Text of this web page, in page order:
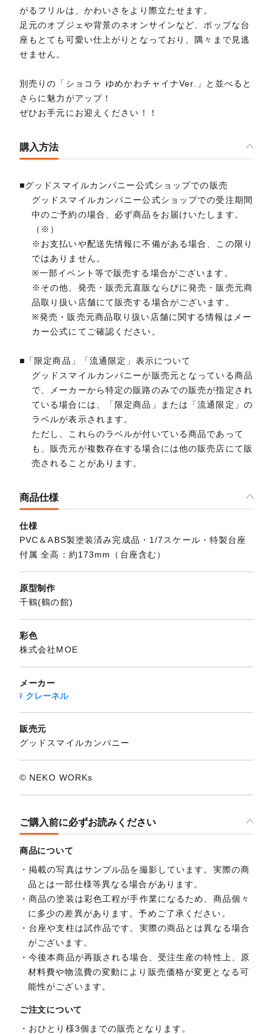
がるフリルは、かわいさをより際立たせます。
足元のオブジェや背景のネオンサインなど、ポップな台
座もとても可愛い仕上がりとなっており、隅々まで見逃
せません。
別売りの「ショコラ ゆめかわチャイナVer.」と並べると
さらに魅力がアップ！
ぜひお手元にお迎えください！！
購入方法
■グッドスマイルカンパニー公式ショップでの販売
グッドスマイルカンパニー公式ショップでの受注期間
中のご予約の場合、必ず商品をお届けいたします。
（※）
※お支払いや配送先情報に不備がある場合、この限り
ではありません。
※一部イベント等で販売する場合がございます。
※その他、発売・販売元直販ならびに発売・販売元商
品取り扱い店舗にて販売する場合がございます。
※発売・販売元商品取り扱い店舗に関する情報はメー
カー公式にてご確認ください。
■「限定商品」「流通限定」表示について
グッドスマイルカンパニーが販売元となっている商品
で、メーカーから特定の販路のみでの販売が指定され
ている場合には、「限定商品」または「流通限定」の
ラベルが表示されます。
ただし、これらのラベルが付いている商品であって
も、販売元が複数存在する場合には他の販売店にて販
売されることがあります。
商品仕様
仕様
PVC＆ABS製塗装済み完成品・1/7スケール・特製台座
付属 全高：約173mm（台座含む）
原型制作
千鶴(鶴の館)
彩色
株式会社MOE
メーカー
クレーネル
販売元
グッドスマイルカンパニー
© NEKO WORKs
ご購入前に必ずお読みください
商品について
掲載の写真はサンプル品を撮影しています。実際の商
品とは一部仕様等異なる場合があります。
商品の塗装は彩色工程が手作業になるため、商品個々
に多少の差異があります。予めご了承ください。
台座や支柱は試作品です。実際の商品とは異なる場合
がございます。
今後本商品が再販される場合、受注生産の特性上、原
材料費や物流費の変動により販売価格が変更となる可
能性がございます。
ご注文について
おひとり様3個までの販売となります。